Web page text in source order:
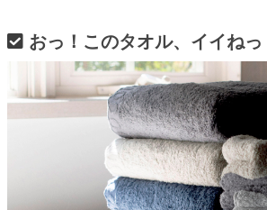
おっ！このタオル、イイねっ